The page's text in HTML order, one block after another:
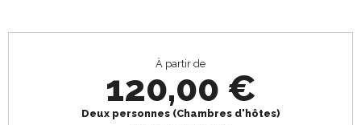
À partir de
120,00 €
Deux personnes (Chambres d'hôtes)